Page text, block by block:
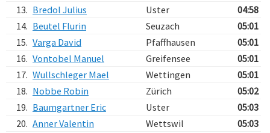
13. Bredol Julius Uster
04:58
14. Beutel Flurin Seuzach
05:01
15. Varga David Pfaffhausen
05:01
16. Vontobel Manuel Greifensee
05:01
17. Wullschleger Mael Wettingen
05:01
18. Nobbe Robin Zürich
05:02
19. Baumgartner Eric Uster
05:03
20. Anner Valentin Wettswil
05:03